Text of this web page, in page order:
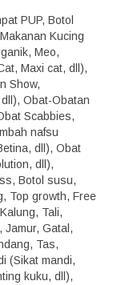
PUP, Botol
Kucing
Meo,
Maxi cat, dll),
Show,
Obat-Obatan
Scabbies,
nafsu
dll), Obat
dll),
Botol susu,
Top growth, Free
Tali,
Jamur, Gatal,
Tas,
(Sikat mandi,
kuku, dll),